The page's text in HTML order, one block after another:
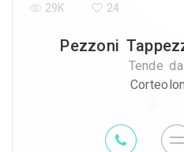
Pezzoni
Tende
29K 24